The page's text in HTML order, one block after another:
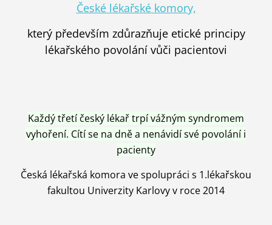
České lékařské komory,
který především zdůrazňuje etické principy
lékařského povolání vůči pacientovi
Každý třetí český lékař trpí vážným syndromem
vyhoření. Cítí se na dně a nenávidí své povolání i
pacienty
Česká lékařská komora ve spolupráci s 1.lékařskou
fakultou Univerzity Karlovy v roce 2014